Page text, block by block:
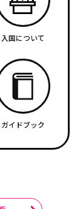
入国について
ガイドブック